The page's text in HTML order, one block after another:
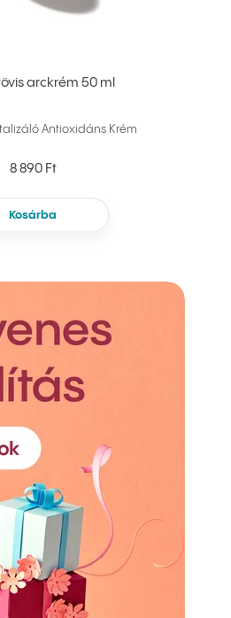
arckrém 50 ml
Antioxidáns Krém
8 890 Ft
Kosárba